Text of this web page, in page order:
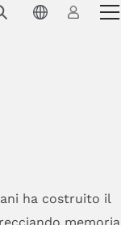
ha costruito il